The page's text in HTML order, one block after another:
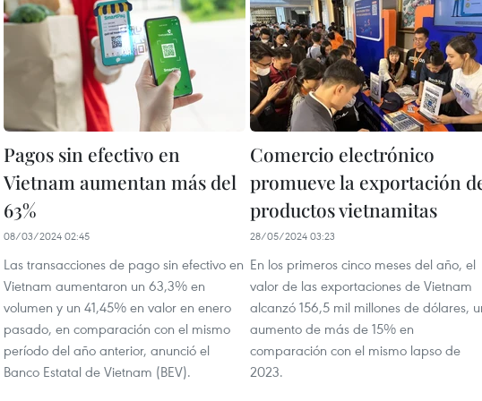
Pagos sin efectivo en
Vietnam aumentan más del
63%
08/03/2024 02:45
Las transacciones de pago sin efectivo en
Vietnam aumentaron un 63,3% en
volumen y un 41,45% en valor en enero
pasado, en comparación con el mismo
período del año anterior, anunció el
Banco Estatal de Vietnam (BEV).
Comercio electrónico
promueve la exportación
productos vietnamitas
28/05/2024 03:23
En los primeros cinco meses del año, el
valor de las exportaciones de Vietnam
alcanzó 156,5 mil millones de dólares,
aumento de más de 15% en
comparación con el mismo lapso de
2023.